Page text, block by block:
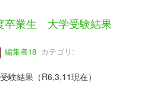
卒業生 大学受験結果
編集者18 カテゴリ:
結果（R6,3,11現在）